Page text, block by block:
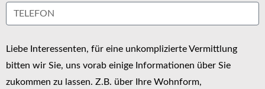
Liebe Interessenten, für eine unkomplizierte Vermittlung
bitten wir Sie, uns vorab einige Informationen über Sie
zukommen zu lassen. Z.B. über Ihre Wohnform,